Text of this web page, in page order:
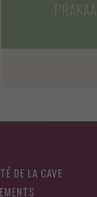
DE LA CAVE